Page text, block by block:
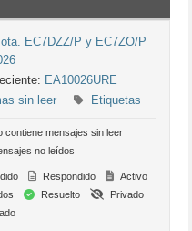
EC7DZZ/P y EC7ZO/P
EA10026URE
sin leer Etiquetas
contiene mensajes sin leer
no leídos
Respondido
Activo
Resuelto
Privado